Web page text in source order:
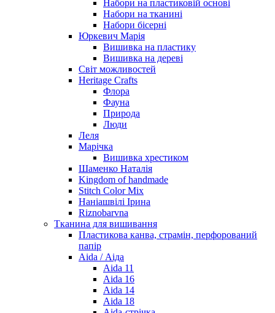
Набори на пластиковій основі
Набори на тканині
Набори бісерні
Юркевич Марія
Вишивка на пластику
Вишивка на дереві
Світ можливостей
Heritage Crafts
Флора
Фауна
Природа
Люди
Леля
Марічка
Вишивка хрестиком
Шаменко Наталія
Kingdom of handmade
Stitch Color Mix
Наніашвілі Ірина
Riznobarvna
Тканина для вишивання
Пластикова канва, страмін, перфорований
папір
Aida / Аіда
Aida 11
Aida 16
Aida 14
Aida 18